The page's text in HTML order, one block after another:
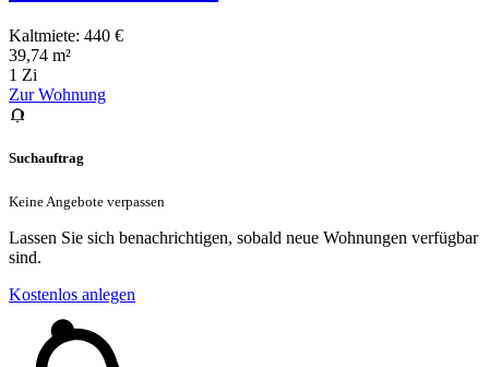
Kaltmiete: 440 €
39,74 m²
1 Zi
Zur Wohnung
Suchauftrag
Keine Angebote verpassen
Lassen Sie sich benachrichtigen, sobald neue Wohnungen verfügbar
sind.
Kostenlos anlegen